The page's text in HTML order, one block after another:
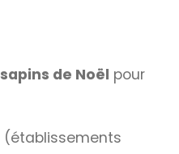
sapins de Noël pour
(établissements